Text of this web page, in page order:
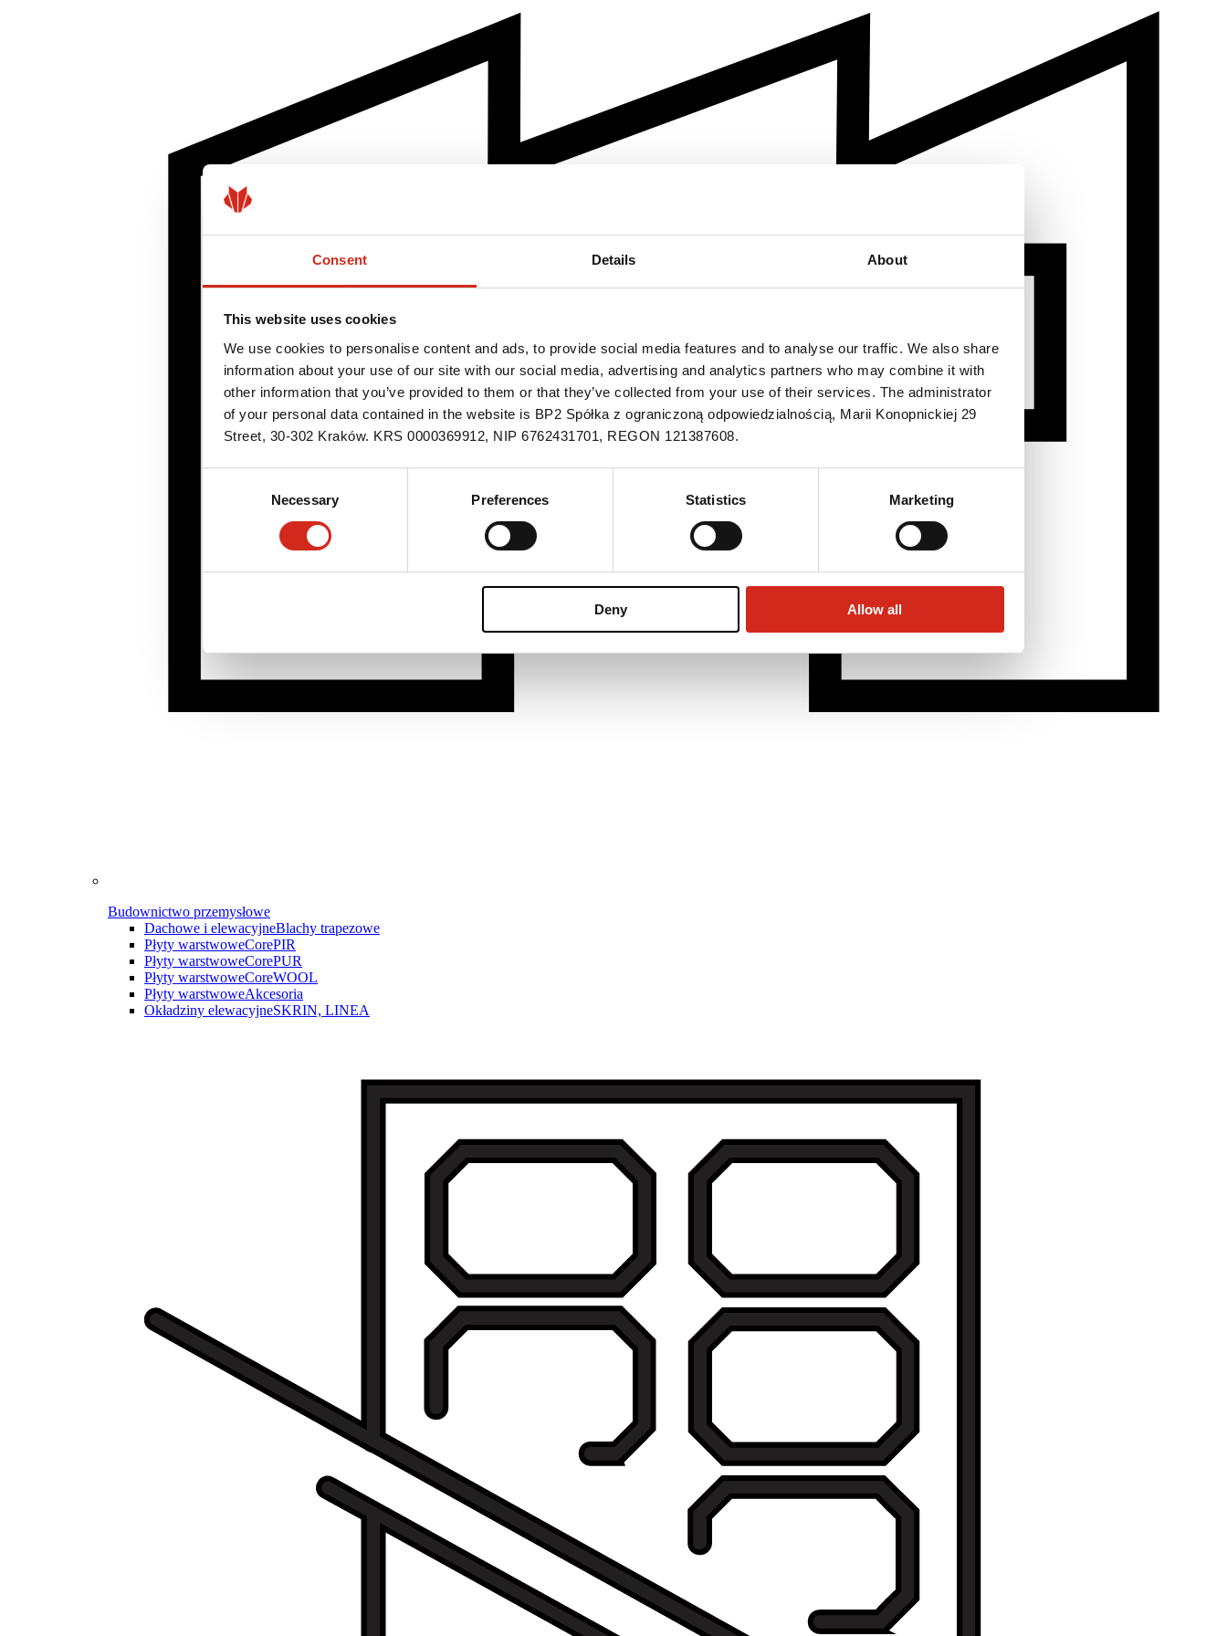
Consent Details About
This website uses cookies
We use cookies to personalise content and ads, to provide social media features and to analyse our traffic. We also share
information about your use of our site with our social media, advertising and analytics partners who may combine it with
other information that you’ve provided to them or that they’ve collected from your use of their services. The administrator
of your personal data contained in the website is BP2 Spółka z ograniczoną odpowiedzialnością, Marii Konopnickiej 29
Street, 30-302 Kraków. KRS 0000369912, NIP 6762431701, REGON 121387608.
Necessary Preferences Statistics Marketing
Deny Allow all
Budownictwo przemysłowe
Dachowe i elewacyjneBlachy trapezowe
Płyty warstwoweCorePIR
Płyty warstwoweCorePUR
Płyty warstwoweCoreWOOL
Płyty warstwoweAkcesoria
Okładziny elewacyjneSKRIN, LINEA